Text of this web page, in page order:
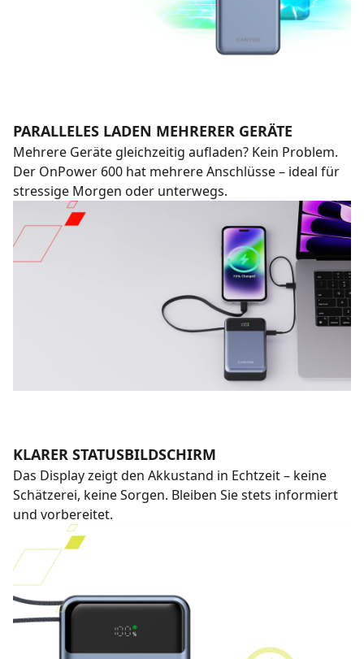
PARALLELES LADEN MEHRERER GERÄTE
Mehrere Geräte gleichzeitig aufladen? Kein Problem.
Der OnPower 600 hat mehrere Anschlüsse – ideal für
stressige Morgen oder unterwegs.
KLARER STATUSBILDSCHIRM
Das Display zeigt den Akkustand in Echtzeit – keine
Schätzerei, keine Sorgen. Bleiben Sie stets informiert
und vorbereitet.